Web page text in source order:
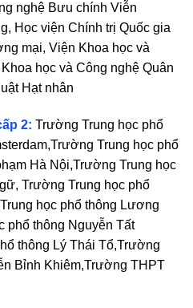
nghệ Bưu chính Viễn
Học viện Chính trị Quốc gia
mại, Viện Khoa học và
học và Công nghệ Quân
Hạt nhân
2: Trường Trung học phổ
Trung học phổ
Hà Nội,Trường Trung học
Trường Trung học phổ
học phổ thông Lương
phổ thông Nguyễn Tất
thông Lý Thái Tổ,Trường
Bỉnh Khiêm,Trường THPT